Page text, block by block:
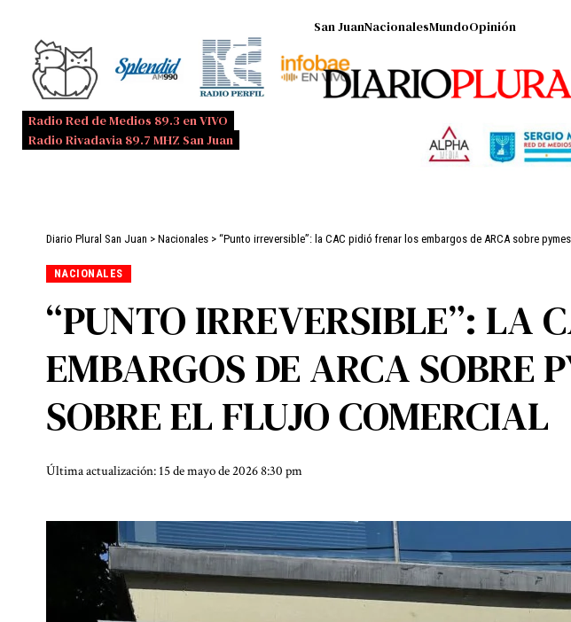
Radio Red de Medios 89.3 en VIVO
Radio Rivadavia 89.7 MHZ San Juan
San JuanNacionalesMundoOpinión
Diario Plural San Juan > Nacionales > “Punto irreversible”: la CAC pidió frenar los embargos de ARCA sobre
NACIONALES
“PUNTO IRREVERSIBLE”: LA
EMBARGOS DE ARCA SOBRE
SOBRE EL FLUJO COMERCIAL
Última actualización: 15 de mayo de 2026 8:30 pm